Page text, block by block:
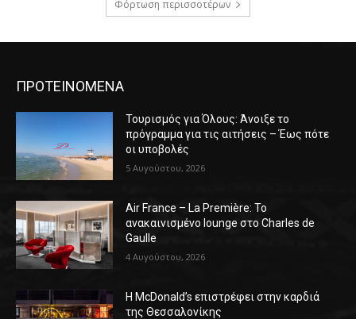
Φόρτωση περισσοτέρων
ΠΡΟΤΕΙΝΟΜΕΝΑ
Τουρισμός για Όλους: Άνοιξε το
πρόγραμμα για τις αιτήσεις – Έως πότε
οι υποβολές
5 Αυγούστου, 2026
Air France – La Première: Το
ανακαινισμένο lounge στο Charles de
Gaulle
4 Αυγούστου, 2026
Η McDonald’s επιστρέφει στην καρδιά
της Θεσσαλονίκης